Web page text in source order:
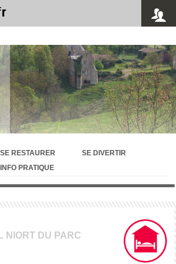
SE RESTAURER
SE DIVERTIR
INFO PRATIQUE
NIORT DU PARC